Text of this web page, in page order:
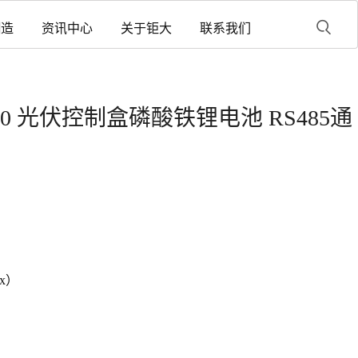
资讯中心 关于钜大 联系我们
光伏控制盒磷酸铁锂电池 RS485通